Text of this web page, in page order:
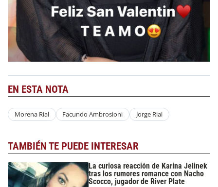
EN ESTA NOTA
Morena Rial Facundo Ambrosioni Jorge Rial
TAMBIÉN TE PUEDE INTERESAR
La curiosa reacción de Karina Jelinek
tras los rumores romance con Nacho
Scocco, jugador de River Plate